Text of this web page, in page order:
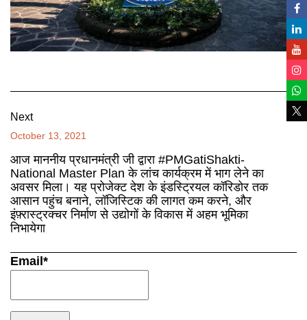
Next
October 13, 2021
आज माननीय प्रधानमंत्री जी द्वारा #PMGatiShakti-
National Master Plan के लांच कार्यक्रम में भाग लेने का
अवसर मिला। यह प्रोजेक्ट देश के इंडस्ट्रियल कॉरिडोर तक
आसान पहुंच बनाने, लॉजिस्टिक की लागत कम करने, और
इंफ़्रास्ट्रक्चर निर्माण से उद्योगों के विकास में अहम भूमिका
निभायेगा
Email*